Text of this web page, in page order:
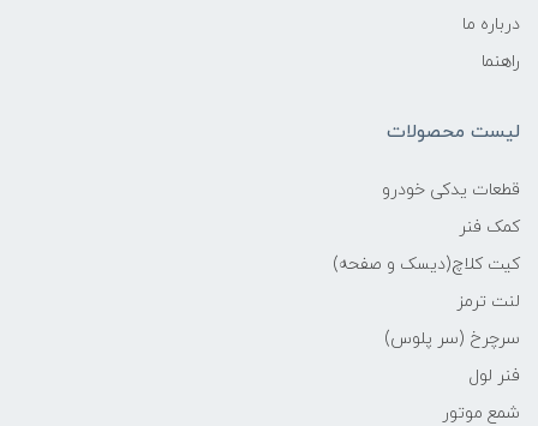
درباره ما
راهنما
لیست محصولات
قطعات یدکی خودرو
کمک فنر
کیت کلاچ(دیسک و صفحه)
لنت ترمز
سرچرخ (سر پلوس)
فنر لول
شمع موتور